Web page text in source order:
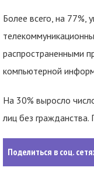
Более всего, на 77%,
распространенными
компьютерной
На 30% выросло
лиц без гражданства.
Поделиться в соц.